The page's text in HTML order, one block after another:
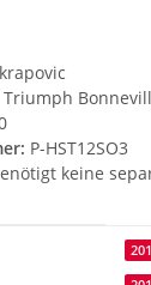
Triumph
P-HST12SO3
keine